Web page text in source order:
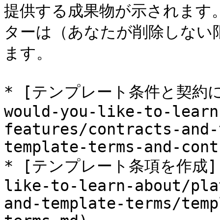
提供する成果物が示されま
ターは（あなたが削除しな
ます。
* [テンプレート条件と契
would-you-like-to-
features/contracts-
template-terms-and-
* [テンプレート条項を作
like-to-learn-about/
and-template-terms/